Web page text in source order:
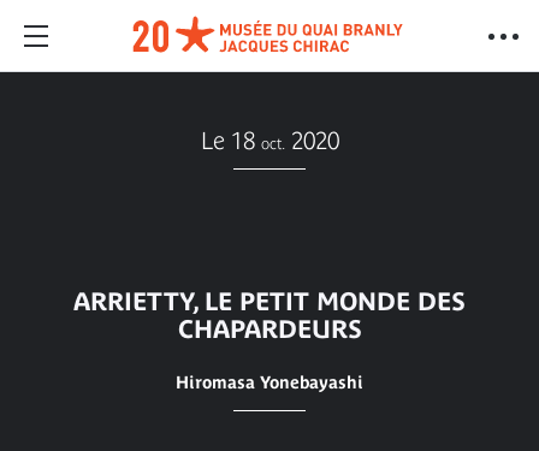
Le 18 oct. 2020
ARRIETTY, LE PETIT MONDE DES
CHAPARDEURS
Hiromasa Yonebayashi